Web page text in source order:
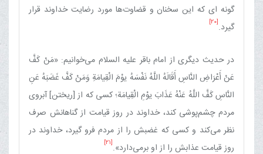
گونه ای كه این سخنان و قضاوت‌ها مورد رضایت خداوند قرار
گیرد.[20]
در حدیث دیگری از امام باقر علیه السلام می‌خوانیم: «مَنْ كَفَّ
عَنْ أَعْرَاضِ النَّاسِ أَقَالَهُ اللَّهُ نَفْسَهُ یوْمَ الْقِیامَةِ وَمَنْ كَفَّ غَضَبَهُ عَنِ
النَّاسِ كَفَّ اللَّهُ عَنْهُ عَذَابَ یوْمِ الْقِیامَة؛ كسی كه از [ریختن] آبروی
مردم چشم‌پوشی كند، خداوند در روز قیامت از گناهانش صرف
نظر می‌كند و كسی كه غضبش را از مردم فرو گیرد، خداوند در
روز قیامت عذابش را از او برمی‌دارد».[21]